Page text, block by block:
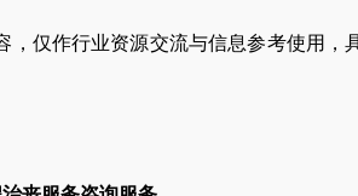
，仅作行业资源交流与信息参考使用，